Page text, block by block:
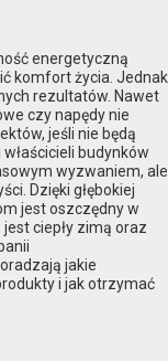
energetyczną
komfort życia. Jednak
rezultatów. Nawet
czy napędy nie
jeśli nie będą
budynków
wyzwaniem, ale
Dzięki głębokiej
jest oszczędny w
ciepły zimą oraz
jakie
i jak otrzymać